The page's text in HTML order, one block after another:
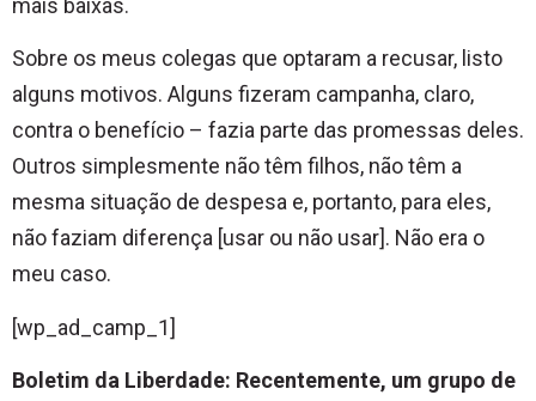
mais baixas.
Sobre os meus colegas que optaram a recusar, listo
alguns motivos. Alguns fizeram campanha, claro,
contra o benefício – fazia parte das promessas deles.
Outros simplesmente não têm filhos, não têm a
mesma situação de despesa e, portanto, para eles,
não faziam diferença [usar ou não usar]. Não era o
meu caso.
[wp_ad_camp_1]
Boletim da Liberdade: Recentemente, um grupo de